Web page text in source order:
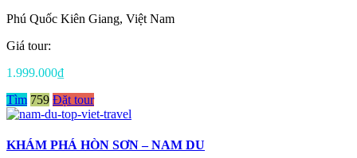
Phú Quốc Kiên Giang, Việt Nam
Giá tour:
1.999.000₫
Tìm 759 Đặt tour
KHÁM PHÁ HÒN SƠN – NAM DU